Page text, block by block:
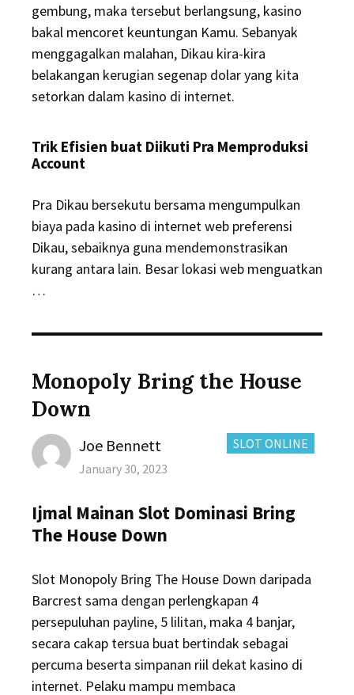
gembung, maka tersebut berlangsung, kasino
bakal mencoret keuntungan Kamu. Sebanyak
menggagalkan malahan, Dikau kira-kira
belakangan kerugian segenap dolar yang kita
setorkan dalam kasino di internet.
Trik Efisien buat Diikuti Pra Memproduksi
Account
Pra Dikau bersekutu bersama mengumpulkan
biaya pada kasino di internet web preferensi
Dikau, sebaiknya guna mendemonstrasikan
kurang antara lain. Besar lokasi web menguatkan
…
Monopoly Bring the House
Down
CATEGORIES:
SLOT ONLINE
Author
Joe Bennett
Posted
January 30, 2023
Ijmal Mainan Slot Dominasi Bring
The House Down
Slot Monopoly Bring The House Down daripada
Barcrest sama dengan perlengkapan 4
persepuluhan payline, 5 lilitan, maka 4 banjar,
secara cakap tersua buat bertindak sebagai
percuma beserta simpanan riil dekat kasino di
internet. Pelaku mampu membaca